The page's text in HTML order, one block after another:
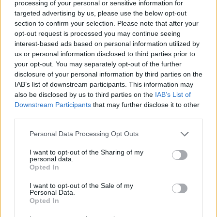
processing of your personal or sensitive information for
targeted advertising by us, please use the below opt-out
section to confirm your selection. Please note that after your
opt-out request is processed you may continue seeing
interest-based ads based on personal information utilized by
us or personal information disclosed to third parties prior to
your opt-out. You may separately opt-out of the further
disclosure of your personal information by third parties on the
IAB’s list of downstream participants. This information may
also be disclosed by us to third parties on the IAB’s List of
Downstream Participants that may further disclose it to other
Personal Data Processing Opt Outs
I want to opt-out of the Sharing of my
personal data.
Opted In
I want to opt-out of the Sale of my
Personal Data.
Opted In
Jag tror att folk köper bil av helt fel
anledning.
Senaste inlägget avThe-GOAT för 5 timmar sedaniAllmänt
Man man ha mindre ström till
Motorvärmare?
4 svar
Senaste inlägget avBilFixare för 9 timmar sedaniEl- och
hybridbilar
Inget bromstryck efter byte av bromsok
(Golf V 1.6)
6 svar
bromsar, transmission och däck
Kia Ceed 2017 batteritorsk med jämna
mellanrum. Varför?
Senaste inlägget av
Övertryck i vevhus, Volvo 940 b230fk 1 svar
Senaste inlägget av